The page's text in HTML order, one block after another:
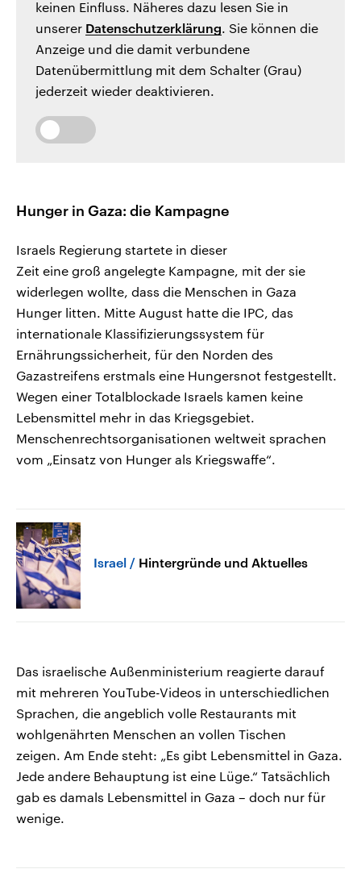
keinen Einfluss. Näheres dazu lesen Sie in
unserer Datenschutzerklärung. Sie können die
Anzeige und die damit verbundene
Datenübermittlung mit dem Schalter (Grau)
jederzeit wieder deaktivieren.
Hunger in Gaza: die Kampagne
Israels Regierung startete in dieser
Zeit eine groß angelegte Kampagne, mit der sie
widerlegen wollte, dass die Menschen in Gaza
Hunger litten. Mitte August hatte die IPC, das
internationale Klassifizierungssystem für
Ernährungssicherheit, für den Norden des
Gazastreifens erstmals eine Hungersnot festgestellt.
Wegen einer Totalblockade Israels kamen keine
Lebensmittel mehr in das Kriegsgebiet.
Menschenrechtsorganisationen weltweit sprachen
vom „Einsatz von Hunger als Kriegswaffe“.
Israel Hintergründe und Aktuelles
Das israelische Außenministerium reagierte darauf
mit mehreren YouTube-Videos in unterschiedlichen
Sprachen, die angeblich volle Restaurants mit
wohlgenährten Menschen an vollen Tischen
zeigen. Am Ende steht: „Es gibt Lebensmittel in Gaza.
Jede andere Behauptung ist eine Lüge.“ Tatsächlich
gab es damals Lebensmittel in Gaza – doch nur für
wenige.